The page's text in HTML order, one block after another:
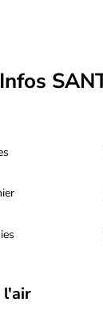
Infos
l'air